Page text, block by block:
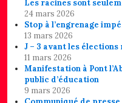
Les racines sont
24 mars 2026
Stop à l’engrenage
13 mars 2026
J – 3 avant les
11 mars 2026
Manifestation à Pont
public d’éducation
9 mars 2026